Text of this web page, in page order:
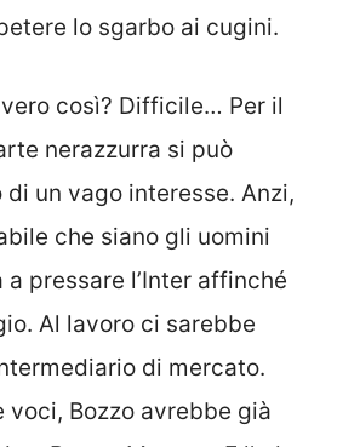
lo sgarbo ai cugini.
così? Difficile… Per il
nerazzurra si può
un vago interesse. Anzi,
che siano gli uomini
pressare l’Inter affinché
Al lavoro ci sarebbe
di mercato.
voci, Bozzo avrebbe già